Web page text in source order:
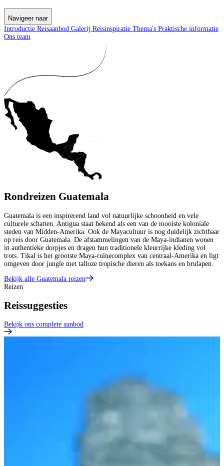
Navigeer naar
Introductie Reisaanbod Galerij Reisinspiratie Thema's Praktische informatie
Ons team
Rondreizen Guatemala
Guatemala is een inspirerend land vol natuurlijke schoonheid en vele
culturele schatten. Antigua staat bekend als een van de mooiste koloniale
steden van Midden-Amerika. Ook de Mayacultuur is nog duidelijk zichtbaar
op reis door Guatemala. De afstammelingen van de Maya-indianen wonen
in authentieke dorpjes en dragen hun traditionele kleurrijke kleding vol
trots. Tikal is het grootste Maya-ruïnecomplex van centraal-Amerika en ligt
omgeven door jungle met talloze tropische dieren als toekans en brulapen.
Bekijk alle Guatemala reizen
Reizen
Reissuggesties
Bekijk ons complete aanbod